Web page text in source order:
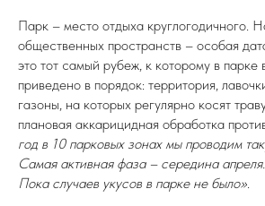
Парк – место отдыха круглогодичного.
общественных пространств – особая
это тот самый рубеж, к которому в парке
приведено в порядок: территория,
газоны, на которых регулярно косят
плановая аккарицидная обработка
год в 10 парковых зонах мы проводим
Самая активная фаза – середина
Пока случаев укусов в парке не было».